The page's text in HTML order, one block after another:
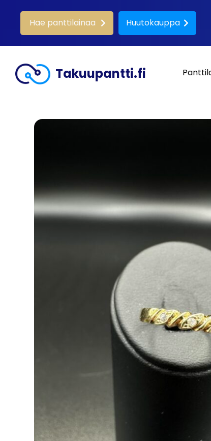
Hae panttilainaa Huutokauppa
Takuupantti.fi